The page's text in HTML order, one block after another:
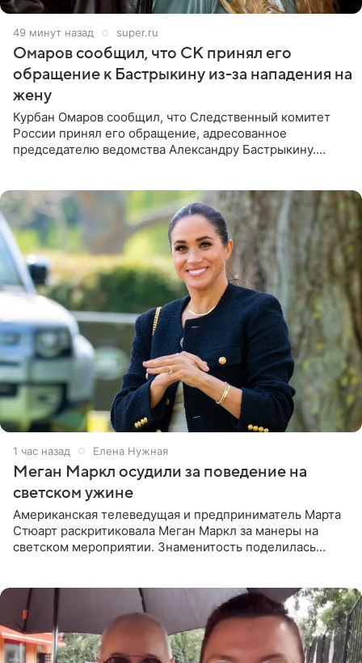
49 минут назад super.ru
Омаров сообщил, что СК принял его
обращение к Бастрыкину из-за нападения на
жену
Курбан Омаров сообщил, что Следственный комитет
России принял его обращение, адресованное
председателю ведомства Александру Бастрыкину.
1 час назад Елена Нужная
Меган Маркл осудили за поведение на
светском ужине
Американская телеведущая и предприниматель Марта
Стюарт раскритиковала Меган Маркл за манеры на
светском мероприятии. Знаменитость поделилась